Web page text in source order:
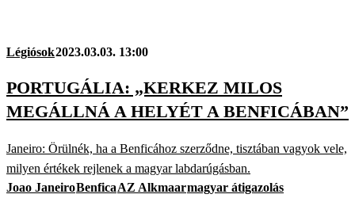
Légiósok2023.03.03. 13:00
PORTUGÁLIA: „KERKEZ MILOS
MEGÁLLNÁ A HELYÉT A BENFICÁBAN”
Janeiro: Örülnék, ha a Benficához szerződne, tisztában vagyok vele,
milyen értékek rejlenek a magyar labdarúgásban.
Joao JaneiroBenficaAZ Alkmaarmagyar átigazolás